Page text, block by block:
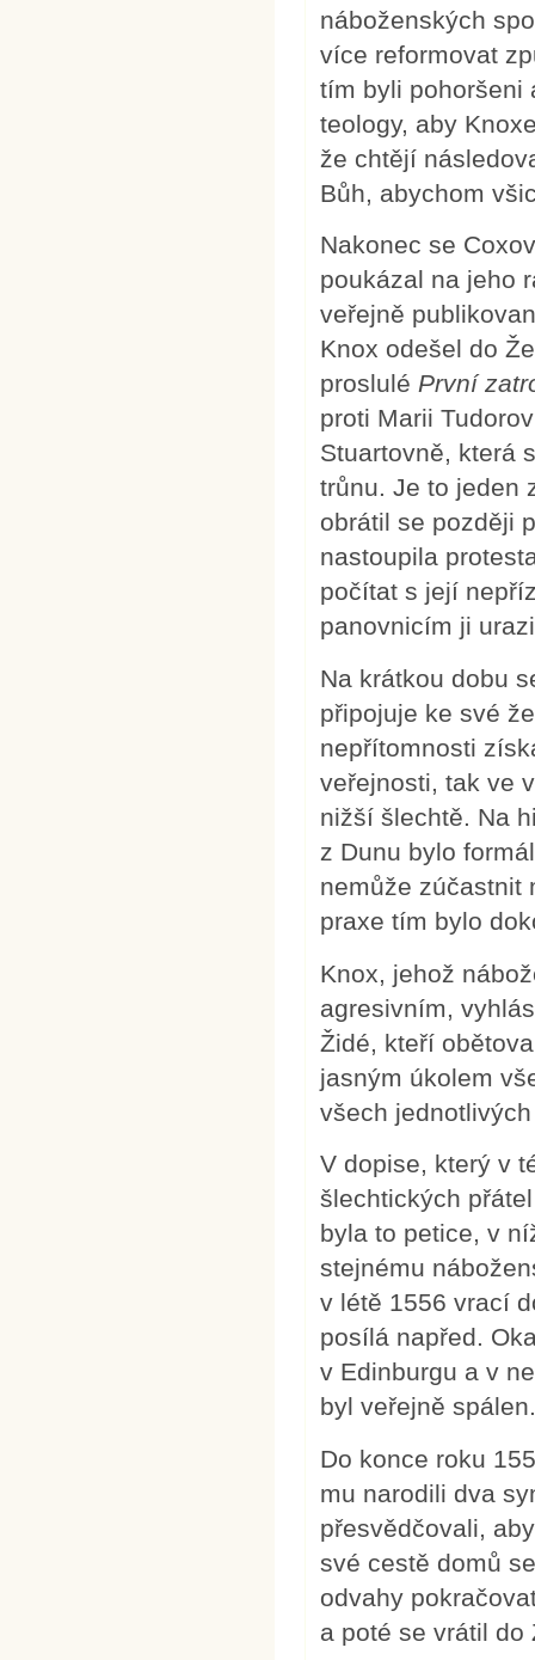
náboženských
více reformovat
tím byli pohoršeni
teology, aby
že chtějí
Bůh, abychom
Nakonec se
poukázal na jeho
veřejně
Knox odešel do
proslulé První
proti Marii
Stuartovně, která
trůnu. Je to jeden
obrátil se později
nastoupila
počítat s její
panovnicím ji
Na krátkou dobu
připojuje ke své
nepřítomnosti
veřejnosti, tak ve
nižší šlechtě. Na
z Dunu bylo
nemůže zúčastnit
praxe tím bylo
Knox, jehož
agresivním,
Židé, kteří
jasným úkolem
všech
V dopise, který v
šlechtických
byla to petice, v
stejnému
v létě 1556 vrací
posílá napřed.
v Edinburgu a v
byl veřejně
Do konce roku
mu narodili dva
přesvědčovali,
své cestě domů
odvahy
a poté se vrátil do